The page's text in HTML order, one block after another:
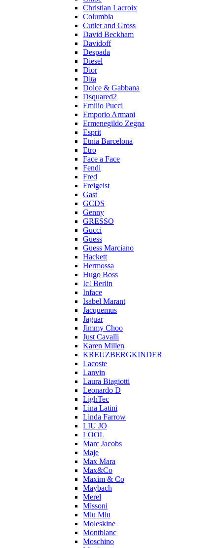
Christian Lacroix
Columbia
Cutler and Gross
David Beckham
Davidoff
Despada
Diesel
Dior
Dita
Dolce & Gabbana
Dsquared2
Emilio Pucci
Emporio Armani
Ermenegildo Zegna
Esprit
Etnia Barcelona
Etro
Face a Face
Fendi
Fred
Freigeist
Gast
GCDS
Genny
GRESSO
Gucci
Guess
Guess Marciano
Hackett
Hermossa
Hugo Boss
Ic! Berlin
Inface
Isabel Marant
Jacquemus
Jaguar
Jimmy Choo
Just Cavalli
Karen Millen
KREUZBERGKINDER
Lacoste
Lanvin
Laura Biagiotti
Leonardo D
LighTec
Lina Latini
Linda Farrow
LIU JO
LOOL
Marc Jacobs
Maje
Max Mara
Max&Co
Maxim & Co
Maybach
Merel
Missoni
Miu Miu
Moleskine
Montblanc
Moschino